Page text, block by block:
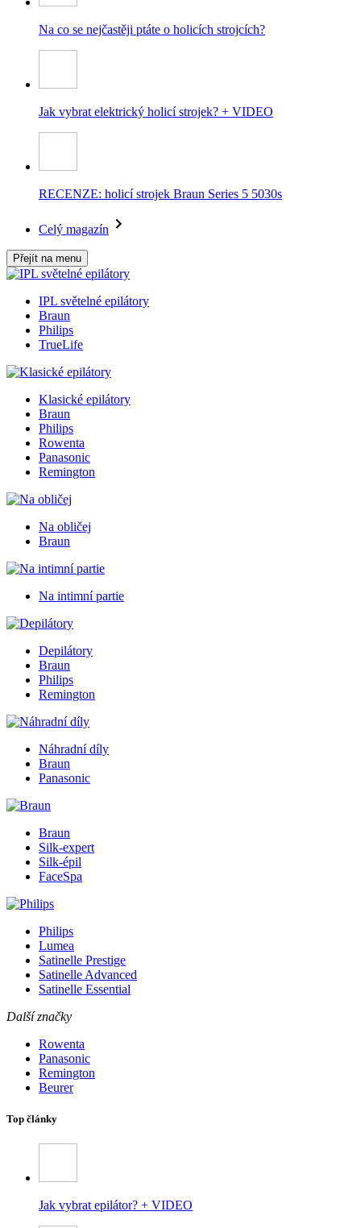
Na co se nejčastěji ptáte o holicích strojcích?
Jak vybrat elektrický holicí strojek? + VIDEO
RECENZE: holicí strojek Braun Series 5 5030s
Celý magazín
Přejít na menu
IPL světelné epilátory
Braun
Philips
TrueLife
Klasické epilátory
Braun
Philips
Rowenta
Panasonic
Remington
Na obličej
Braun
Na intimní partie
Depilátory
Braun
Philips
Remington
Náhradní díly
Braun
Panasonic
Braun
Silk-expert
Silk-épil
FaceSpa
Philips
Lumea
Satinelle Prestige
Satinelle Advanced
Satinelle Essential
Další značky
Rowenta
Panasonic
Remington
Beurer
Top články
Jak vybrat epilátor? + VIDEO